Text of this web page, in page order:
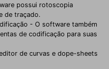
possui rotoscopia
de traçado.
- O software também
de codificação para suas
de curvas e dope-sheets